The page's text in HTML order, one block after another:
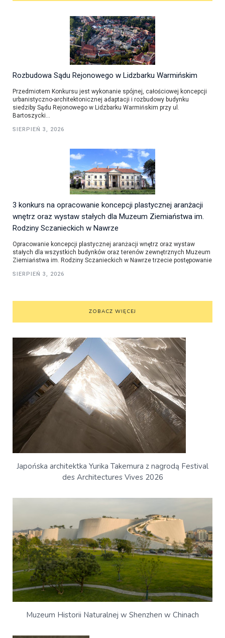
Rozbudowa Sądu Rejonowego w Lidzbarku Warmińskim
Przedmiotem Konkursu jest wykonanie spójnej, całościowej koncepcji
urbanistyczno-architektonicznej adaptacji i rozbudowy budynku
siedziby Sądu Rejonowego w Lidzbarku Warmińskim przy ul.
Bartoszycki...
SIERPIEŃ 3, 2026
3 konkurs na opracowanie koncepcji plastycznej aranżacji
wnętrz oraz wystaw stałych dla Muzeum Ziemiaństwa im.
Rodziny Sczanieckich w Nawrze
Opracowanie koncepcji plastycznej aranżacji wnętrz oraz wystaw
stałych dla wszystkich budynków oraz terenów zewnętrznych Muzeum
Ziemiaństwa im. Rodziny Sczanieckich w Nawrze trzecie postępowanie
SIERPIEŃ 3, 2026
ZOBACZ WIĘCEJ
Japońska architektka Yurika Takemura z nagrodą Festival
des Architectures Vives 2026
Muzeum Historii Naturalnej w Shenzhen w Chinach